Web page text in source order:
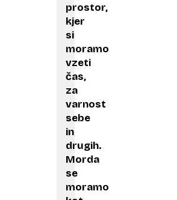
prostor,
kjer
si
moramo
vzeti
čas,
za
varnost
sebe
in
drugih.
Morda
se
moramo